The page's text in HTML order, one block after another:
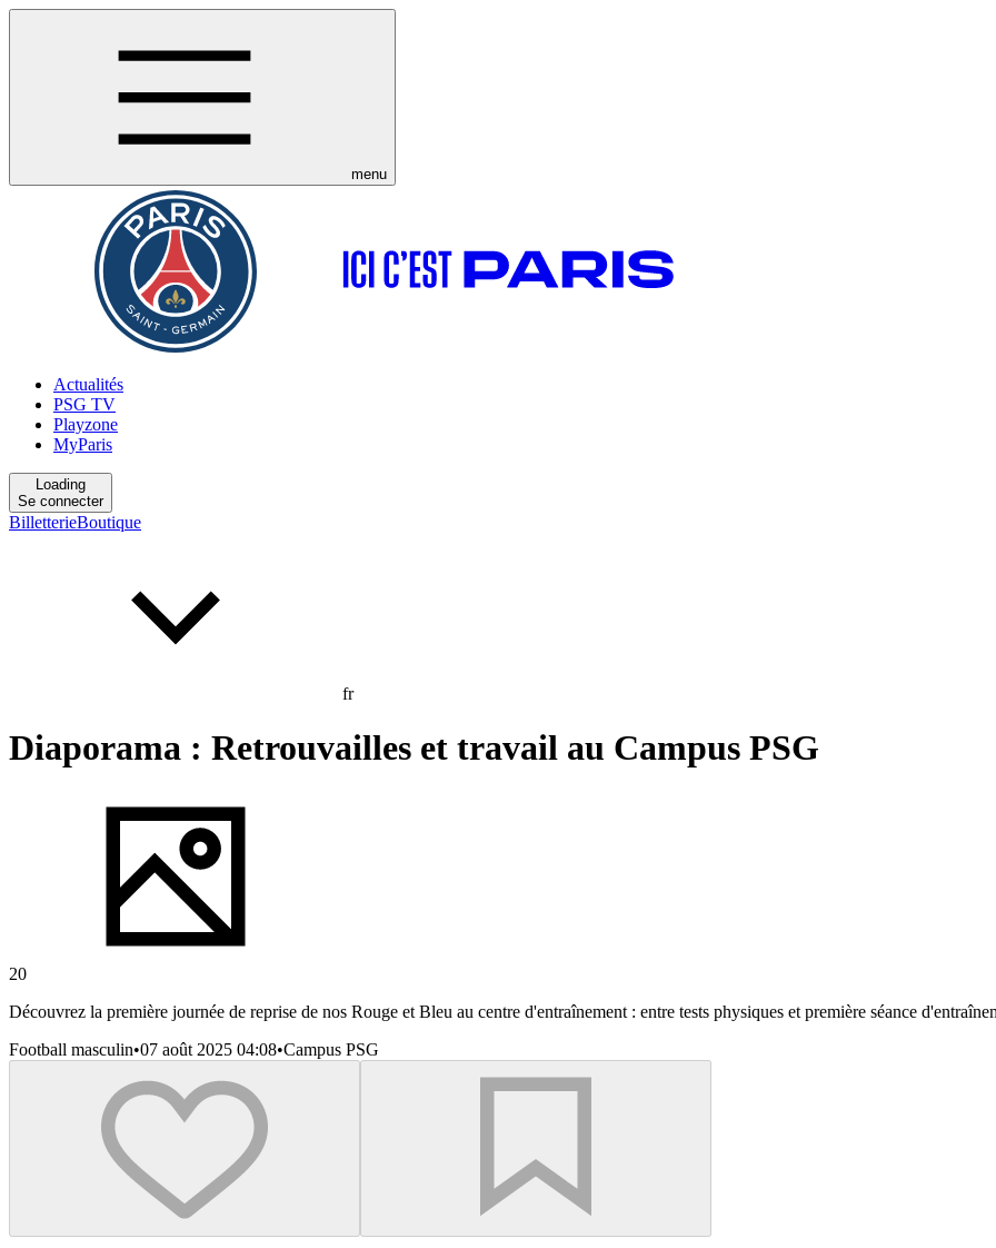
menu
Actualités
PSG TV
Playzone
MyParis
Loading
Se connecter
BilletterieBoutique
fr
Diaporama : Retrouvailles et travail au Campus PSG
20
Découvrez la première journée de reprise de nos Rouge et Bleu au centre d'entraînement : entre tests physiques et première séance
Football masculin•07 août 2025 04:08•Campus PSG